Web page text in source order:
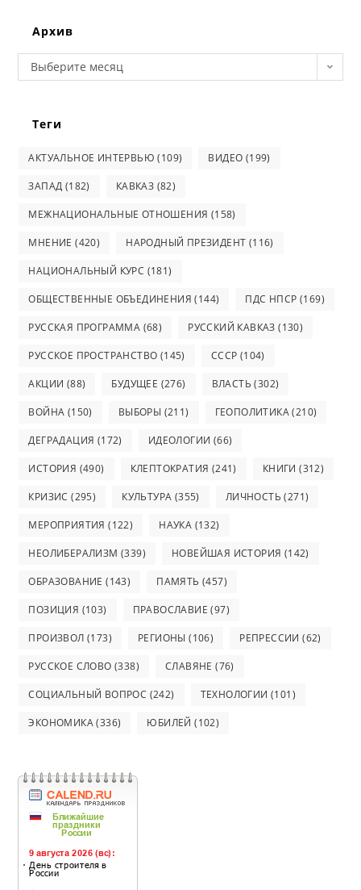
Архив
Архив
Выберите месяц
Теги
АКТУАЛЬНОЕ ИНТЕРВЬЮ (109) ВИДЕО (199)
ЗАПАД (182) КАВКАЗ (82)
МЕЖНАЦИОНАЛЬНЫЕ ОТНОШЕНИЯ (158)
МНЕНИЕ (420) НАРОДНЫЙ ПРЕЗИДЕНТ (116)
НАЦИОНАЛЬНЫЙ КУРС (181)
ОБЩЕСТВЕННЫЕ ОБЪЕДИНЕНИЯ (144) ПДС НПСР (169)
РУССКАЯ ПРОГРАММА (68) РУССКИЙ КАВКАЗ (130)
РУССКОЕ ПРОСТРАНСТВО (145) СССР (104)
АКЦИИ (88) БУДУЩЕЕ (276) ВЛАСТЬ (302)
ВОЙНА (150) ВЫБОРЫ (211) ГЕОПОЛИТИКА(210)
ДЕГРАДАЦИЯ (172) ИДЕОЛОГИИ (66)
ИСТОРИЯ (490) КЛЕПТОКРАТИЯ (241) КНИГИ (312)
КРИЗИС (295) КУЛЬТУРА (355) ЛИЧНОСТЬ (271)
МЕРОПРИЯТИЯ (122) НАУКА (132)
НЕОЛИБЕРАЛИЗМ (339) НОВЕЙШАЯ ИСТОРИЯ (142)
ОБРАЗОВАНИЕ (143) ПАМЯТЬ (457)
ПОЗИЦИЯ (103) ПРАВОСЛАВИЕ (97)
ПРОИЗВОЛ (173) РЕГИОНЫ (106) РЕПРЕССИИ (62)
РУССКОЕ СЛОВО (338) СЛАВЯНЕ (76)
СОЦИАЛЬНЫЙ ВОПРОС (242) ТЕХНОЛОГИИ (101)
ЭКОНОМИКА(336) ЮБИЛЕЙ (102)